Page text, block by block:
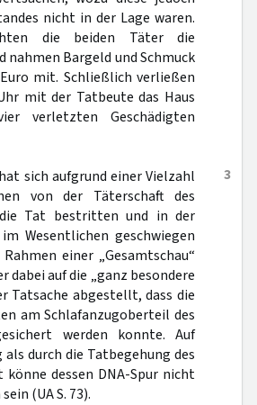
nicht in der Lage waren.
die beiden Täter die
nahmen Bargeld und Schmuck
mit. Schließlich verließen
mit der Tatbeute das Haus
verletzten Geschädigten
3
sich aufgrund einer Vielzahl
von der Täterschaft des
Tat bestritten und in der
Wesentlichen geschwiegen
einer „Gesamtschau“
dabei auf die „ganz besondere
Tatsache abgestellt, dass die
am Schlafanzugoberteil des
werden konnte. Auf
als durch die Tatbegehung des
dessen DNA-Spur nicht
(UA S. 73).